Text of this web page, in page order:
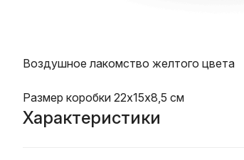
Воздушное лакомство желтого цвета
Размер коробки 22х15х8,5 см
Характеристики